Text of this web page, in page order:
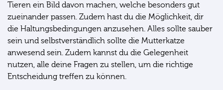
Tieren ein Bild davon machen, welche besonders gut
zueinander passen. Zudem hast du die Möglichkeit, dir
die Haltungsbedingungen anzusehen. Alles sollte sauber
sein und selbstverständlich sollte die Mutterkatze
anwesend sein. Zudem kannst du die Gelegenheit
nutzen, alle deine Fragen zu stellen, um die richtige
Entscheidung treffen zu können.